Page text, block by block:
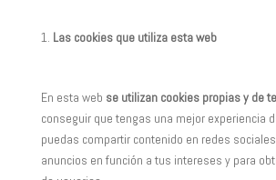
Las cookies que utiliza esta web
En esta web se utilizan cookies propias y de
conseguir que tengas una mejor experiencia
puedas compartir contenido en redes
anuncios en función a tus intereses y para